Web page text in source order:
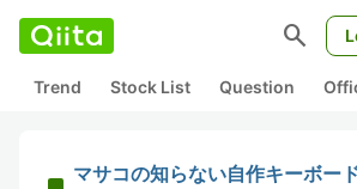
search
Trend Stock List Question
マサコの知らない自作キーボー